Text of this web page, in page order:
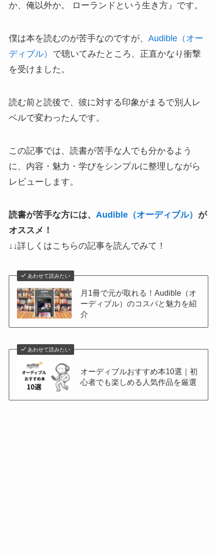
か、俺以外か。 ローランドという生き方』です。
僕は本を読むのが苦手なのですが、 Audible（オー
ディブル）
で聴いてみたところ、正直かなり衝撃
を受けました。
読む前と読後で、彼に対する印象がまるで別人レ
ベルで変わったんです。
この記事では、読書が苦手な人でも分かるよう
に、内容・魅力・学びをシンプルに整理しながら
レビューします。
読書が苦手な方には、 Audible（オーディブル）
が
オススメ！
↓↓詳しくはこちらの記事を読んでみて！
あわせて読みたい
月1冊で元が取れる！Audible（オ
ーディブル）のコスパと魅力を紹
介
あわせて読みたい
オーディブルおすすめ本10選｜初
心者でも楽しめる人気作品を厳選